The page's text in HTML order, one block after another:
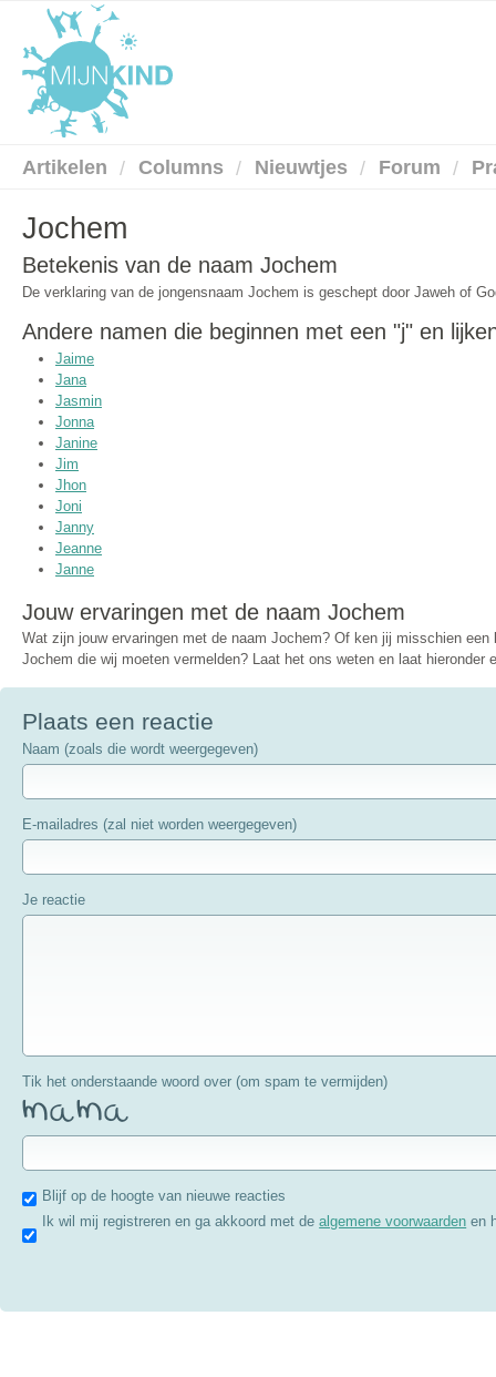
Artikelen Columns Nieuwtjes Forum
Jochem
Betekenis van de naam Jochem
De verklaring van de jongensnaam Jochem is geschept door Jaweh of
Andere namen die beginnen met een "j" en
Jaime
Jana
Jasmin
Jonna
Janine
Jim
Jhon
Joni
Janny
Jeanne
Janne
Jouw ervaringen met de naam Jochem
Wat zijn jouw ervaringen met de naam Jochem? Of ken jij misschien een
Jochem die wij moeten vermelden? Laat het ons weten en laat hieronder
Plaats een reactie
Naam (zoals die wordt weergegeven)
E-mailadres (zal niet worden weergegeven)
Je reactie
Tik het onderstaande woord over (om spam te vermijden)
Blijf op de hoogte van nieuwe reacties
Ik wil mij registreren en ga akkoord met dealgemene voorwaarden en